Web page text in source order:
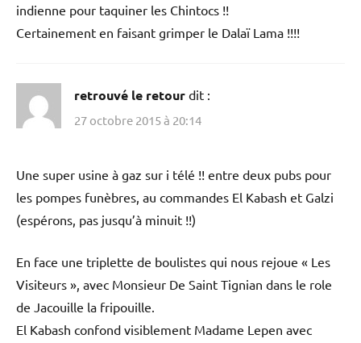
indienne pour taquiner les Chintocs !!
Certainement en faisant grimper le Dalaï Lama !!!!
retrouvé le retour dit :
27 octobre 2015 à 20:14
Une super usine à gaz sur i télé !! entre deux pubs pour
les pompes funèbres, au commandes El Kabash et Galzi
(espérons, pas jusqu’à minuit !!)
En face une triplette de boulistes qui nous rejoue « Les
Visiteurs », avec Monsieur De Saint Tignian dans le role
de Jacouille la fripouille.
El Kabash confond visiblement Madame Lepen avec